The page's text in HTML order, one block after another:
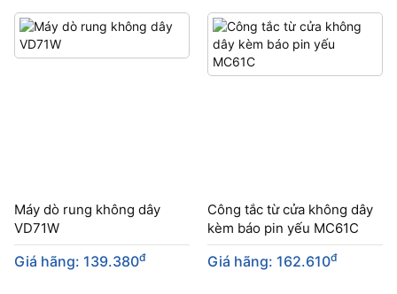
Máy dò rung không dây
VD71W
Giá hãng: 139.380đ
Công tắc từ cửa không dây
kèm báo pin yếu MC61C
Giá hãng: 162.610đ